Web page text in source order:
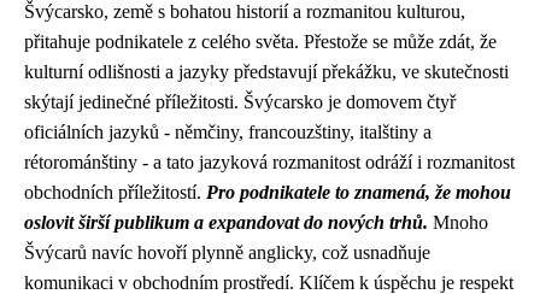
Švýcarsko, země s bohatou historií a rozmanitou kulturou,
přitahuje podnikatele z celého světa. Přestože se může zdát, že
kulturní odlišnosti a jazyky představují překážku, ve skutečnosti
skýtají jedinečné příležitosti. Švýcarsko je domovem čtyř
oficiálních jazyků - němčiny, francouzštiny, italštiny a
rétorománštiny - a tato jazyková rozmanitost odráží i rozmanitost
obchodních příležitostí. Pro podnikatele to znamená, že mohou
oslovit širší publikum a expandovat do nových trhů. Mnoho
Švýcarů navíc hovoří plynně anglicky, což usnadňuje
komunikaci v obchodním prostředí. Klíčem k úspěchu je respekt